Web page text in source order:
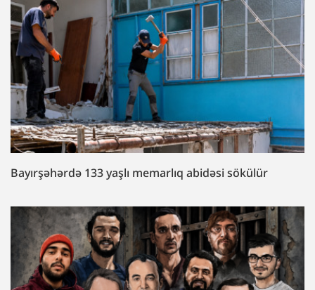
Bayırşəhərdə 133 yaşlı memarlıq abidəsi sökülür